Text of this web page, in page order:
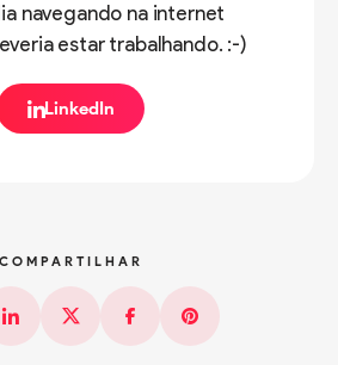
navegando na internet
estar trabalhando. :-)
LinkedIn
COMPARTILHAR
Linkedin X (Twitter)FacebookPinterest